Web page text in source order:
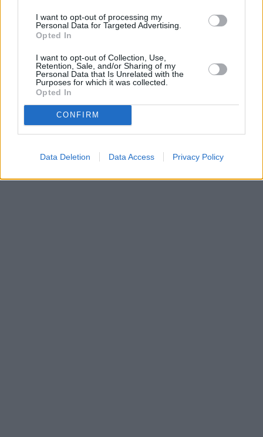
I want to opt-out of processing my
Personal Data for Targeted Advertising.
Opted In
I want to opt-out of Collection, Use,
Retention, Sale, and/or Sharing of my
Personal Data that Is Unrelated with the
Purposes for which it was collected.
Opted In
CONFIRM
Data Deletion Data Access Privacy Policy
Parabola.cz- web o satelitní, terestrické a kabelové televizi, ©
Dovolená u moře•Bazény